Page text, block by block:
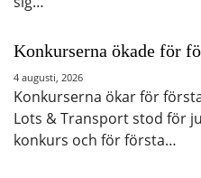
Konkurserna ökade för
4 augusti, 2026
Konkurserna ökar för
Lots & Transport stod för
konkurs och för första…